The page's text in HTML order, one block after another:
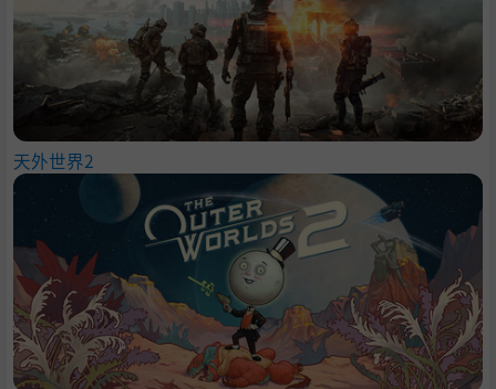
天外世界2